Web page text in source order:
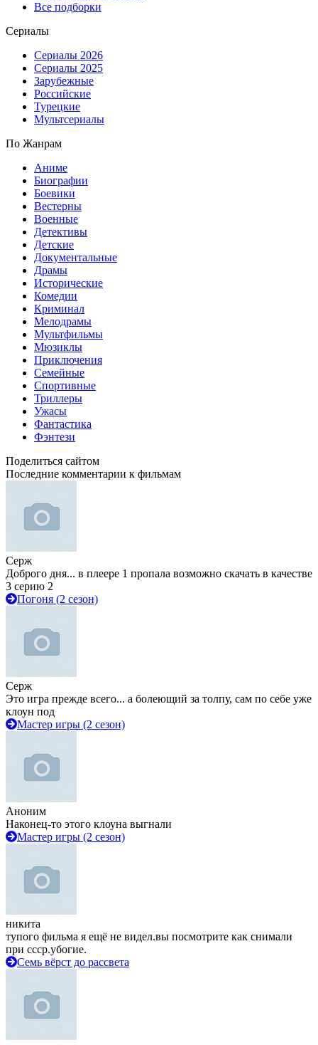
Все подборки
Сериалы
Сериалы 2026
Сериалы 2025
Зарубежные
Российские
Турецкие
Мультсериалы
По Жанрам
Аниме
Биографии
Боевики
Вестерны
Военные
Детективы
Детские
Документальные
Драмы
Исторические
Комедии
Криминал
Мелодрамы
Мультфильмы
Мюзиклы
Приключения
Семейные
Спортивные
Триллеры
Ужасы
Фантастика
Фэнтези
Поделиться сайтом
Последние комментарии к фильмам
Серж
Доброго дня... в плеере 1 пропала возможно скачать в качестве
3 серию 2
Погоня (2 сезон)
Серж
Это игра прежде всего... а болеющий за толпу, сам по себе уже
клоун под
Мастер игры (2 сезон)
Аноним
Наконец-то этого клоуна выгнали
Мастер игры (2 сезон)
никита
тупого фильма я ещё не видел.вы посмотрите как снимали
при ссср.убогие.
Семь вёрст до рассвета